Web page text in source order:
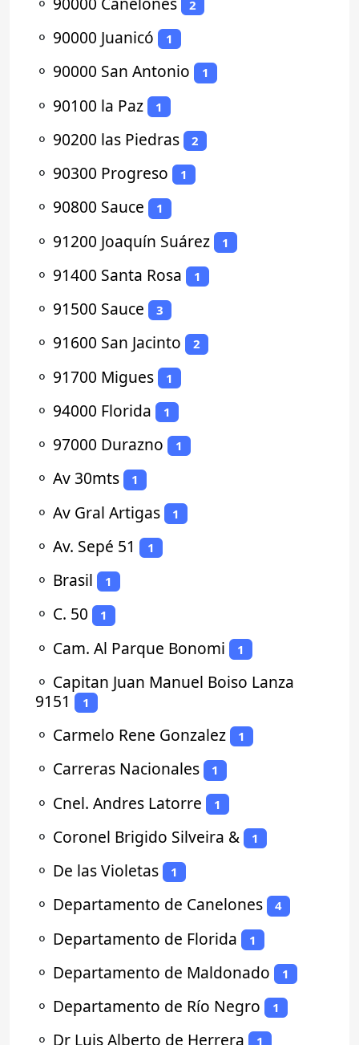
2
⚬ 90000 Juanicó 1
⚬ 90000 San Antonio 1
⚬ 90100 la Paz 1
⚬ 90200 las Piedras 2
⚬ 90300 Progreso 1
⚬ 90800 Sauce 1
⚬ 91200 Joaquín Suárez 1
⚬ 91400 Santa Rosa 1
⚬ 91500 Sauce 3
⚬ 91600 San Jacinto 2
⚬ 91700 Migues 1
⚬ 94000 Florida 1
⚬ 97000 Durazno 1
⚬ Av 30mts 1
⚬ Av Gral Artigas 1
⚬ Av. Sepé 51 1
⚬ Brasil 1
⚬ C. 50 1
⚬ Cam. Al Parque Bonomi 1
⚬ Capitan Juan Manuel Boiso Lanza
9151
1
⚬ Carmelo Rene Gonzalez 1
⚬ Carreras Nacionales 1
⚬ Cnel. Andres Latorre 1
⚬ Coronel Brigido Silveira & 1
⚬ De las Violetas 1
⚬ Departamento de Canelones 4
⚬ Departamento de Florida 1
⚬ Departamento de Maldonado 1
⚬ Departamento de Río Negro 1
⚬ Dr Luis Alberto de Herrera 1